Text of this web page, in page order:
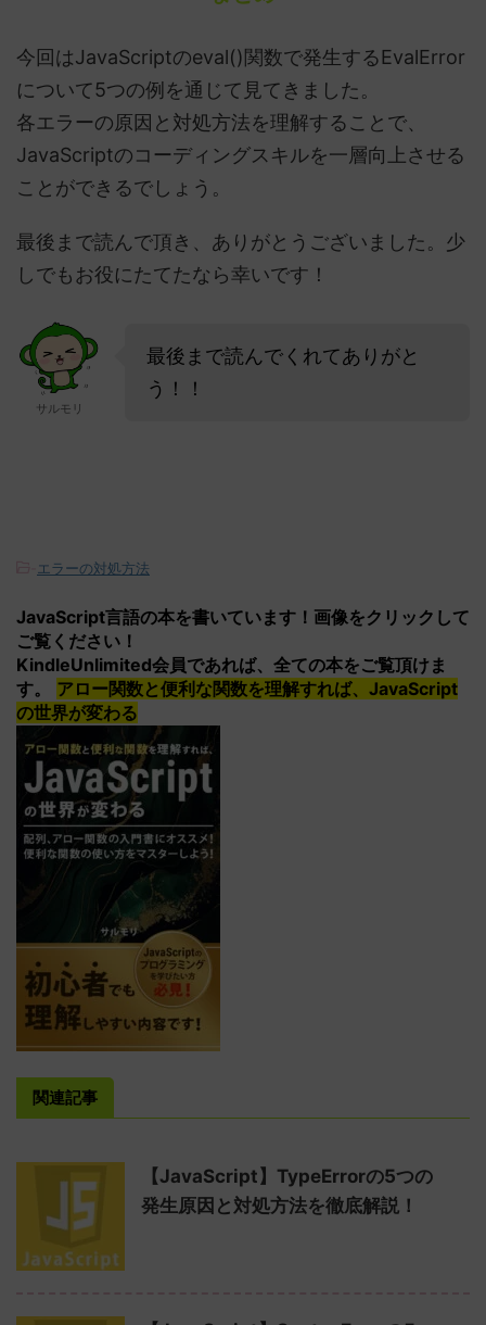
今回はJavaScriptのeval()関数で発生するEvalError
について5つの例を通じて見てきました。
各エラーの原因と対処方法を理解することで、
JavaScriptのコーディングスキルを一層向上させる
ことができるでしょう。
最後まで読んで頂き、ありがとうございました。少
しでもお役にたてたなら幸いです！
サルモリ
最後まで読んでくれてありがと
う！！
エラーの対処方法
JavaScript言語の本を書いています！画像をクリックして
ご覧ください！
KindleUnlimited会員であれば、全ての本をご覧頂けま
す。
アロー関数と便利な関数を理解すれば、JavaScript
の世界が変わる
関連記事
【JavaScript】TypeErrorの5つの
発生原因と対処方法を徹底解説！